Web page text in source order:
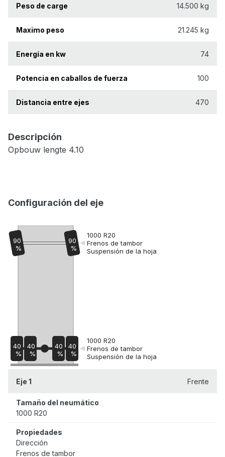
Peso de carge 14.500 kg
Maximo peso 21.245 kg
Energía en kw 74
Potencia en caballos de fuerza 100
Distancia entre ejes 470
Descripción
Opbouw lengte 4.10
Configuración del eje
90
%
90
%
1000 R20
Frenos de tambor
Suspensión de la hoja
40
%
40
%
40
%
40
%
1000 R20
Frenos de tambor
Suspensión de la hoja
Eje 1 Frente
Tamaño del neumático
1000 R20
Propiedades
Dirección
Frenos de tambor